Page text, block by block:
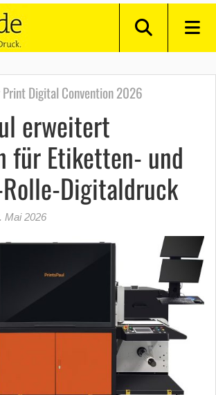
Digital Convention 2026
erweitert
für Etiketten- und
Digitaldruck
Mai 2026